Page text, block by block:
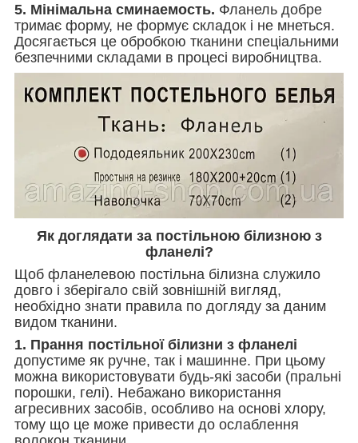
5. Мінімальна сминаемость. Фланель добре
тримає форму, не формує складок і не мнеться.
Досягається це обробкою тканини спеціальними
безпечними складами в процесі виробництва.
Як доглядати за постільною білизною з
фланелі?
Щоб фланелевою постільна білизна служило
довго і зберігало свій зовнішній вигляд,
необхідно знати правила по догляду за даним
видом тканини.
1. Прання постільної білизни з фланелі
допустиме як ручне, так і машинне. При цьому
можна використовувати будь-які засоби (пральні
порошки, гелі). Небажано використання
агресивних засобів, особливо на основі хлору,
тому що це може привести до ослаблення